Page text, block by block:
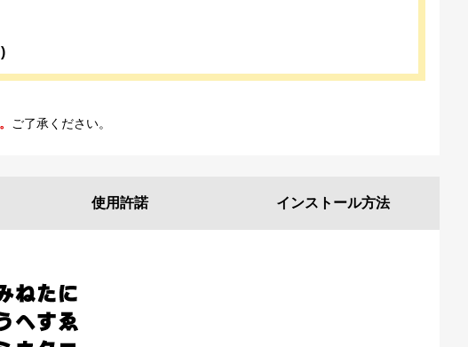
ご了承ください。
使用許諾 インストール方法